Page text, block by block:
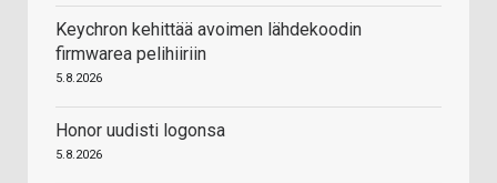
Keychron kehittää avoimen lähdekoodin
firmwarea pelihiiriin
5.8.2026
Honor uudisti logonsa
5.8.2026